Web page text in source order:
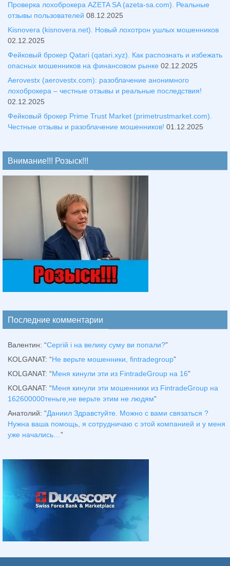
Проверка лохоброкера AZETA SA (azeta-sa.com). Реальные
отзывы пользователей 08.12.2025
Kisnovera (kisnovera.net). Новый лохотрон ушлых мошенников
02.12.2025
Фейковый брокер Qatari (qatari.xyz). Как распознать и избежать
опасных мошенников на финансовом рынке 02.12.2025
Aerovestx (aerovestx.com): разоблачение анонимного
лохоброкера – честные отзывы и реальные последствия!
02.12.2025
Фейковый брокер Prime Trust Market (primetrustmarket.com).
Честные отзывы и разоблачение мошенников! 01.12.2025
Внимание!!! Розыск!!!
Последние комментарии
Валентин: “Сергій і на велику суму ви попали?”
KOLGANAT: “Не верьте мошенники, fintradegroup”
KOLGANAT: “Меня кинули эти из FintradeGroup на 16”
KOLGANAT: “Меня кинули эти мошенники из FintradeGroup на
162600000теньге,не верьте этим не людям”
Анатолий: “Даниил Здравстуйте. Можно с вами связаться ?
Нужна ваша помощь, я сотрудничаю с этой компанией и у меня
уже начались… ”